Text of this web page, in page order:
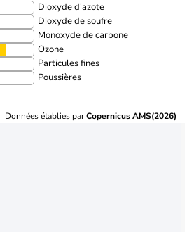
Dioxyde d'azote
Dioxyde de soufre
Monoxyde de carbone
Ozone
Particules fines
Poussières
Données établies parCopernicus AMS(2026)